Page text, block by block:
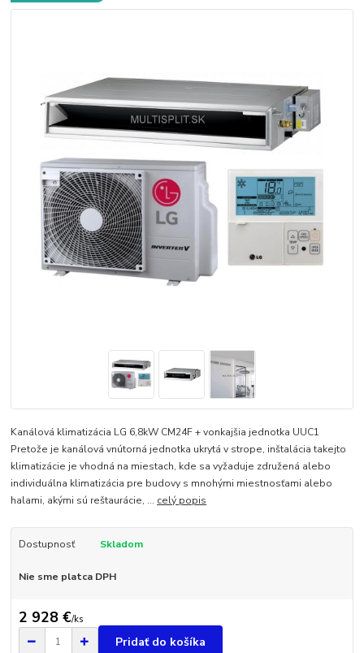
Kanálová klimatizácia LG 6,8kW CM24F + vonkajšia jednotka UUC1
Pretože je kanálová vnútorná jednotka ukrytá v strope, inštalácia takejto
klimatizácie je vhodná na miestach, kde sa vyžaduje združená alebo
individuálna klimatizácia pre budovy s mnohými miestnosťami alebo
halami, akými sú reštaurácie, ... celý popis
Dostupnosť Skladom
Nie sme platca DPH
2 928 €/ks
Pridať do košíka